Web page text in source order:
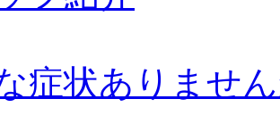
症状ありませ